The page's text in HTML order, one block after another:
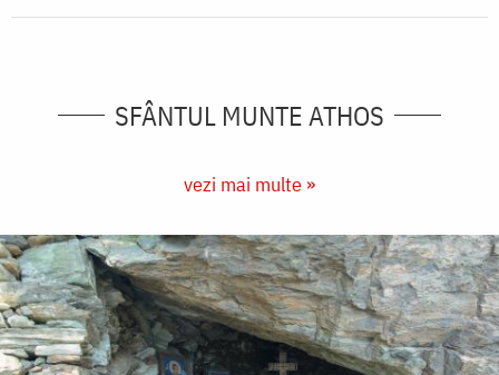
SFÂNTUL MUNTE ATHOS
vezi mai multe »